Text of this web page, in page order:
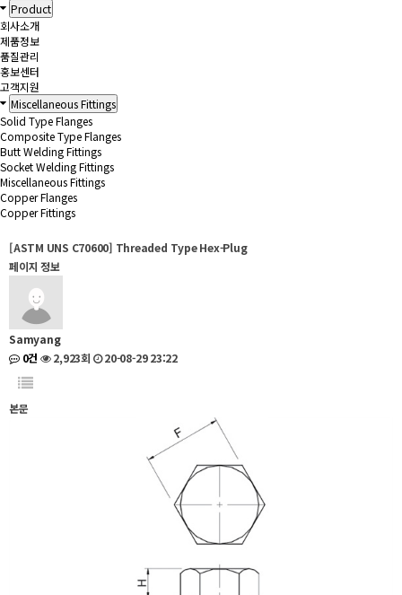
Product
회사소개
제품정보
품질관리
홍보센터
고객지원
Miscellaneous Fittings
Solid Type Flanges
Composite Type Flanges
Butt Welding Fittings
Socket Welding Fittings
Miscellaneous Fittings
Copper Flanges
Copper Fittings
[ASTM UNS C70600] Threaded Type Hex-Plug
페이지 정보
Samyang
0건
2,923회 20-08-29 23:22
본문